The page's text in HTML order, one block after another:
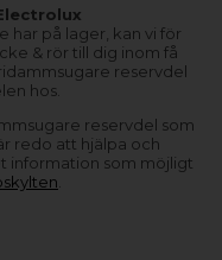
har på lager, kan vi för
& rör till dig inom få
reservdel
hos.
reservdel som
redo att hjälpa och
information som möjligt